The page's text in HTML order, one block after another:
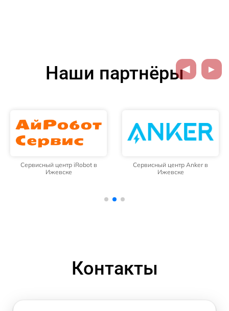
Наши партнёры
Сервисный центр iRobot в
Ижевске
Сервисный центр Anker в
Ижевске
Контакты